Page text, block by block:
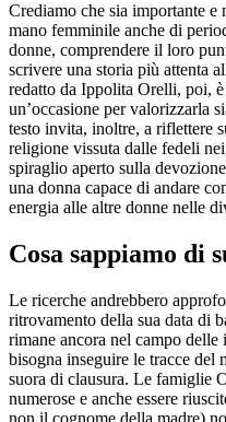
Crediamo che sia importante e
mano femminile anche di
donne, comprendere il loro
scrivere una storia più attenta
redatto da Ippolita Orelli, poi,
un’occasione per valorizzarla
testo invita, inoltre, a riflettere
religione vissuta dalle fedeli
spiraglio aperto sulla
una donna capace di andare
energia alle altre donne nelle
Cosa sappiamo di
Le ricerche andrebbero
ritrovamento della sua data di
rimane ancora nel campo
bisogna inseguire le tracce del
suora di clausura. Le famiglie
numerose e anche essere